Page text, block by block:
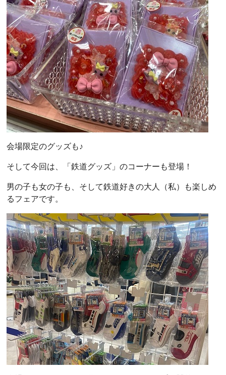
会場限定のグッズも♪
そして今回は、「鉄道グッズ」のコーナーも登場！
男の子も女の子も、そして鉄道好きの大人（私）も楽しめ
るフェアです。